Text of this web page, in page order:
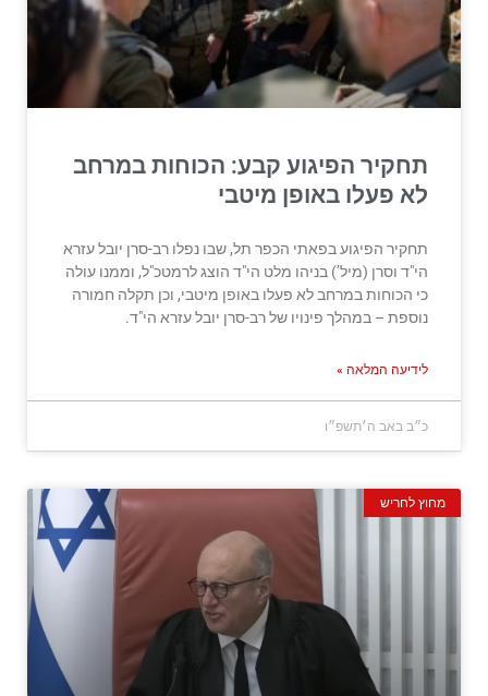
תחקיר הפיגוע קבע: הכוחות במרחב
לא פעלו באופן מיטבי
תחקיר הפיגוע בפאתי הכפר תל, שבו נפלו רב-סרן יובל עזרא
הי"ד וסרן (מיל’) בניהו מלט הי"ד הוצג לרמטכ"ל, וממנו עולה
כי הכוחות במרחב לא פעלו באופן מיטבי, וכן תקלה חמורה
נוספת – במהלך פינויו של רב-סרן יובל עזרא הי"ד.
לידיעה המלאה »
כ״ב באב ה׳תשפ״ו
מחוץ לחריש